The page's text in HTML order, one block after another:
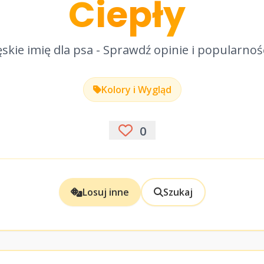
Ciepły
imię dla psa - Sprawdź opinie i
Kolory i Wygląd
0
Losuj inne Szukaj